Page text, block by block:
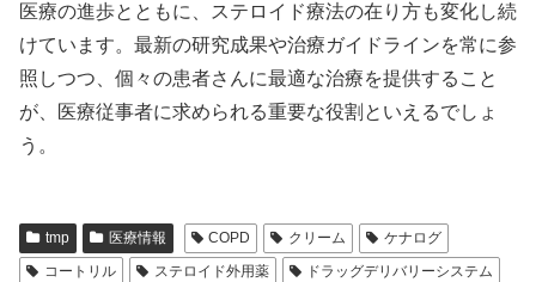
医療の進歩とともに、ステロイド療法の在り方も変化し続
けています。最新の研究成果や治療ガイドラインを常に参
照しつつ、個々の患者さんに最適な治療を提供すること
が、医療従事者に求められる重要な役割といえるでしょ
う。
tmp 医療情報 COPD クリーム
ケナログ
コートリル
ステロイド外用薬
ドラッグデリバリーシステム